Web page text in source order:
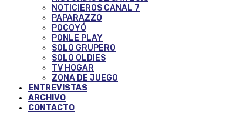
NOTICIEROS CANAL 7
PAPARAZZO
POCOYÓ
PONLE PLAY
SOLO GRUPERO
SOLO OLDIES
TV HOGAR
ZONA DE JUEGO
ENTREVISTAS
ARCHIVO
CONTACTO